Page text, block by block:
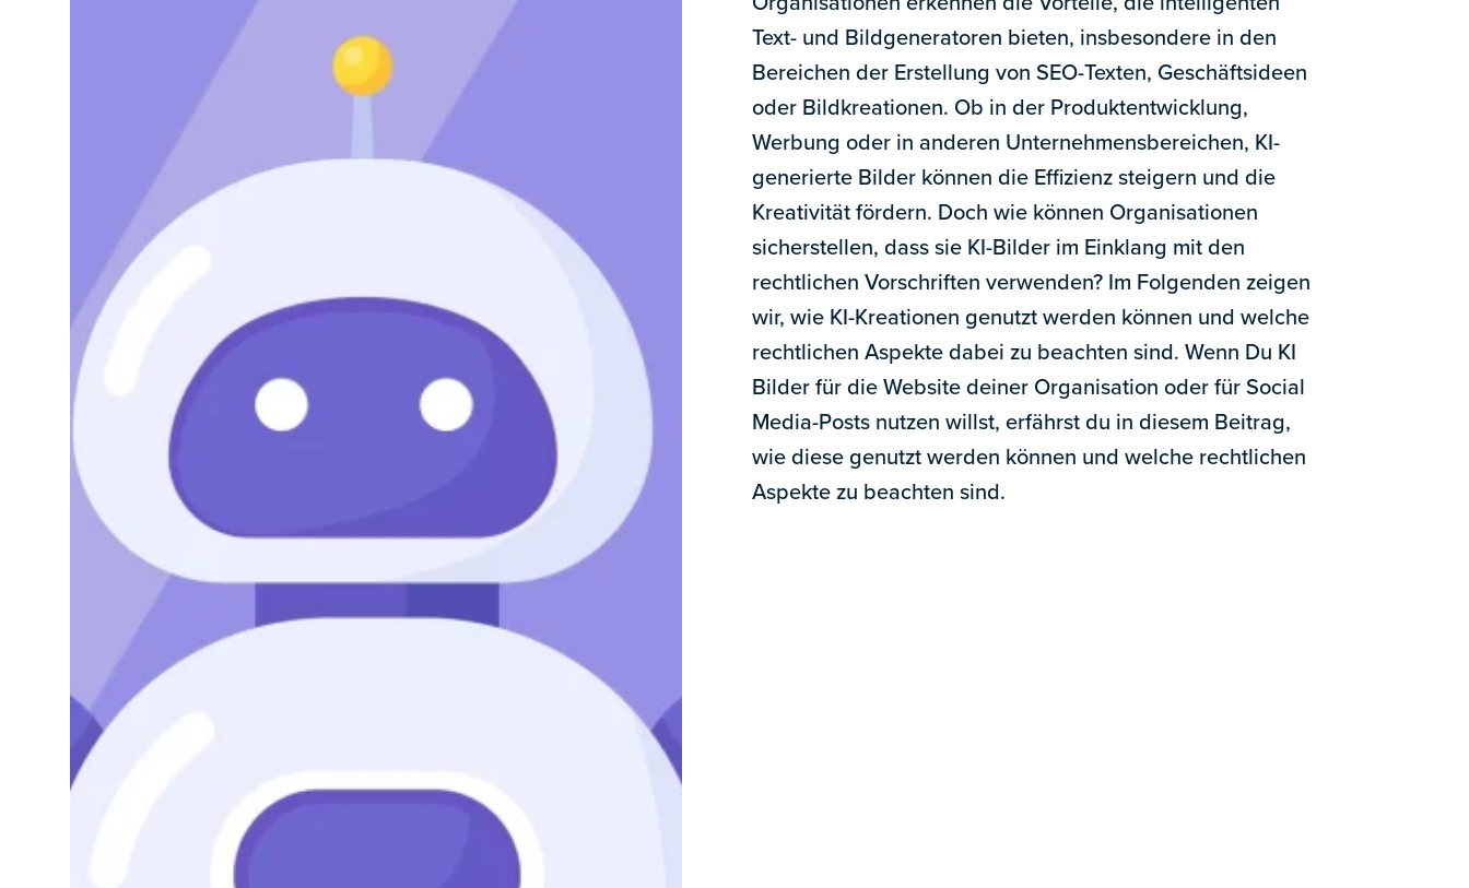
Text- und Bildgeneratoren bieten, insbesondere in den
Bereichen der Erstellung von SEO-Texten, Geschäftsideen
oder Bildkreationen. Ob in der Produktentwicklung,
Werbung oder in anderen Unternehmensbereichen, KI-
generierte Bilder können die Effizienz steigern und die
Kreativität fördern. Doch wie können Organisationen
sicherstellen, dass sie KI-Bilder im Einklang mit den
rechtlichen Vorschriften verwenden? Im Folgenden zeigen
wir, wie KI-Kreationen genutzt werden können und welche
rechtlichen Aspekte dabei zu beachten sind. Wenn Du KI
Bilder für die Website deiner Organisation oder für Social
Media-Posts nutzen willst, erfährst du in diesem Beitrag,
wie diese genutzt werden können und welche rechtlichen
Aspekte zu beachten sind.